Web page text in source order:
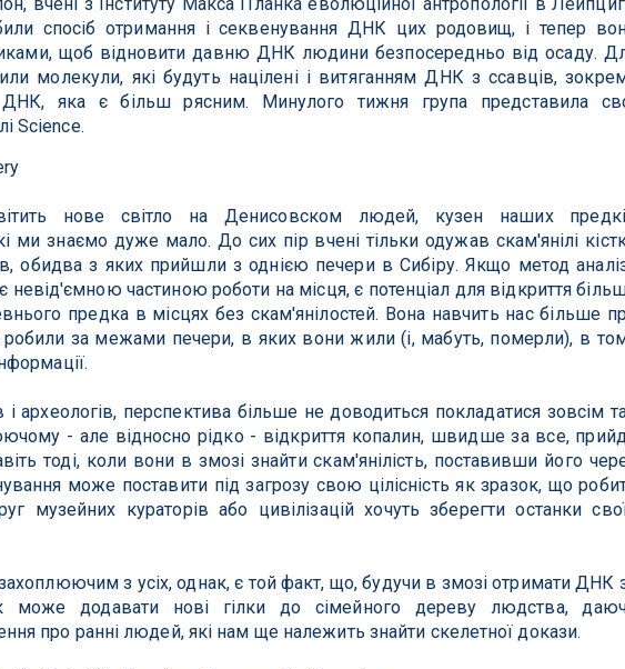
спосіб отримання і секвенування ДНК цих родовищ, і тепер
щоб відновити давню ДНК людини безпосередньо від осаду.
молекули, які будуть націлені і витяганням ДНК з ссавців,
ДНК, яка є більш рясним. Минулого тижня група представила
Science.
нове світло на Денисовском людей, кузен наших
ми знаємо дуже мало.До сих пір вчені тільки одужав скам'янілі
обидва з яких прийшли з однією печери в Сибіру.Якщо метод
невід'ємною частиною роботи на місця, є потенціал для відкриття
предка в місцях без скам'янілостей. Вона навчить нас більше
за межами печери, в яких вони жили (і, мабуть, померли), в
і археологів, перспектива більше не доводиться покладатися зовсім
- але відносно рідко - відкриття копалин, швидше за все,
тоді, коли вони в змозі знайти скам'янілість, поставивши його
може поставити під загрозу свою цілісність як зразок, що
музейних кураторів або цивілізацій хочуть зберегти останки
з усіх, однак, є той факт, що, будучи в змозі отримати ДНК
може додавати нові гілки до сімейного дереву людства,
про ранні людей, які нам ще належить знайти скелетної докази.